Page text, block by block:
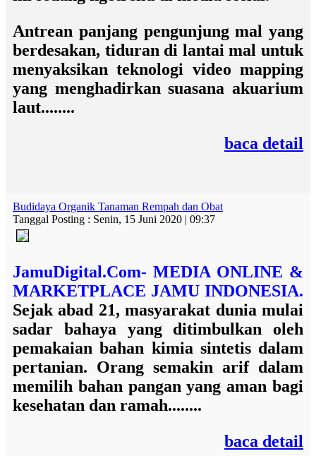
Antrean panjang pengunjung mal yang
berdesakan, tiduran di lantai mal untuk
menyaksikan teknologi video mapping
yang menghadirkan suasana akuarium
laut........
baca detail
Budidaya Organik Tanaman Rempah dan Obat
Tanggal Posting : Senin, 15 Juni 2020 | 09:37
JamuDigital.Com- MEDIA ONLINE &
MARKETPLACE JAMU INDONESIA.
Sejak abad 21, masyarakat dunia mulai
sadar bahaya yang ditimbulkan oleh
pemakaian bahan kimia sintetis dalam
pertanian. Orang semakin arif dalam
memilih bahan pangan yang aman bagi
kesehatan dan ramah........
baca detail